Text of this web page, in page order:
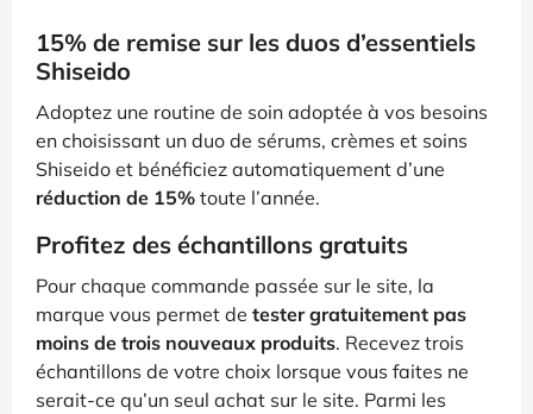
15% de remise sur les duos d’essentiels
Shiseido
Adoptez une routine de soin adoptée à vos besoins
en choisissant un duo de sérums, crèmes et soins
Shiseido et bénéficiez automatiquement d’une
réduction de 15% toute l’année.
Profitez des échantillons gratuits
Pour chaque commande passée sur le site, la
marque vous permet de tester gratuitement pas
moins de trois nouveaux produits. Recevez trois
échantillons de votre choix lorsque vous faites ne
serait-ce qu’un seul achat sur le site. Parmi les